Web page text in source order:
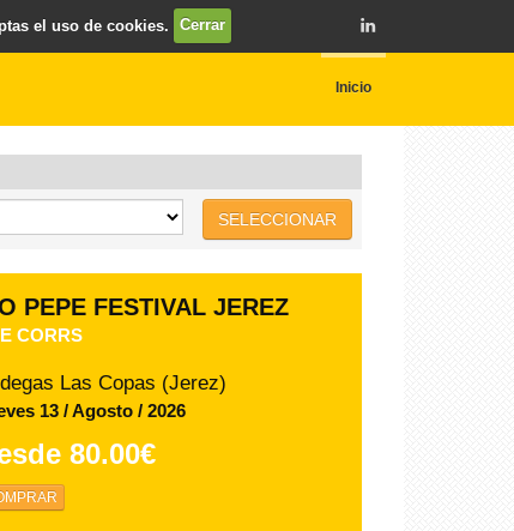
Inicio
SELECCIONAR
Viernes Flamenco -
de Santo Domingo
DE JEREZ
de Santo Domingo (Jerez)
14 / Agosto / 2026
el uso de cookies. Cerrar